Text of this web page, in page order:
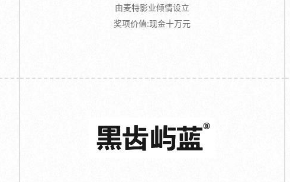
由麦特影业倾情设立
奖项价值:现金十万元